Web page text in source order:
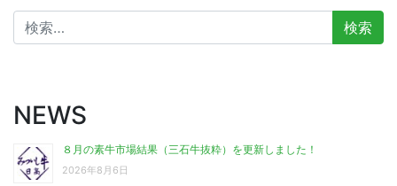
検
索:
NEWS
８月の素牛市場結果（三石牛抜粋）を更新しました！
2026年8月6日